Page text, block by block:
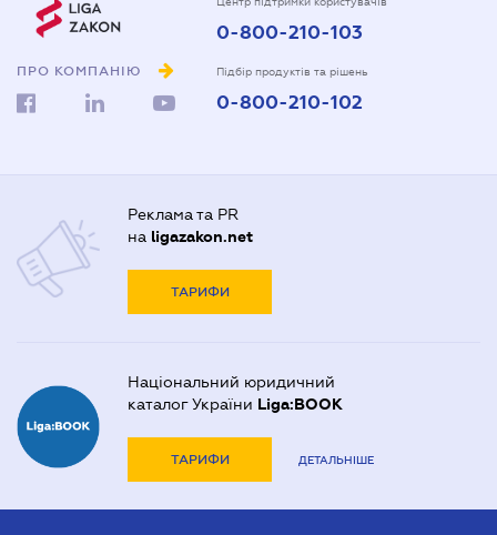
ПРО КОМПАНІЮ
0-800-210-103
Підбір продуктів та рішень
0-800-210-102
Реклама та PR
на ligazakon.net
ТАРИФИ
Національний юридичний
каталог України Liga:BOOK
ТАРИФИ ДЕТАЛЬНІШЕ